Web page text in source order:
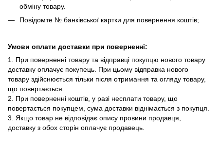
обміну товару.
Повідомте № банківської картки для повернення коштів;
Умови оплати доставки при поверненні:
1. При поверненні товару та відправці покупцю нового товару
доставку оплачує покупець. При цьому відправка нового
товару здійснюється тільки після отримання та огляду товару,
що повертається.
2. При поверненні коштів, у разі несплати товару, що
повертається покупцем, сума доставки віднімається з покупця.
3. Якщо товар не відповідає опису провини продавця,
доставку з обох сторін оплачує продавець.